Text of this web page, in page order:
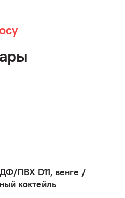
ПВХ D11, венге /
коктейль